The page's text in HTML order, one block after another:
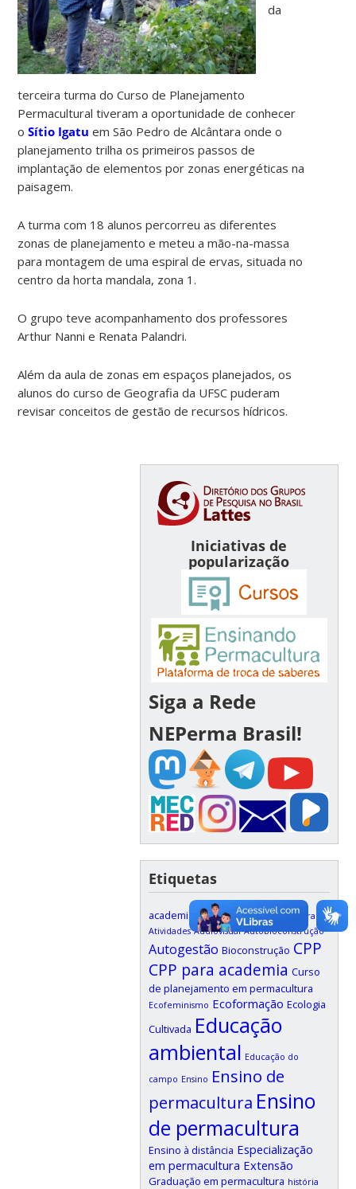
da
terceira turma do Curso de Planejamento
Permacultural tiveram a oportunidade de conhecer
oSítio Igatu em São Pedro de Alcântara onde o
planejamento trilha os primeiros passos de
implantação de elementos por zonas energéticas na
paisagem.
A turma com 18 alunos percorreu as diferentes
zonas de planejamento e meteu a mão-na-massa
para montagem de uma espiral de ervas, situada no
centro da horta mandala, zona 1.
O grupo teve acompanhamento dos professores
Arthur Nanni e Renata Palandri.
Além da aula de zonas em espaços planejados, os
alunos do curso de Geografia da UFSC puderam
revisar conceitos de gestão de recursos hídricos.
Iniciativas de
popularização
Siga a Rede
NEPerma Brasil!
Etiquetas
academia
Arquitetura e permacultura
Atividades Audiovisual Autobioconstrução
Autogestão Bioconstrução CPP
CPP para academia Curso
de planejamento em permacultura
Ecofeminismo Ecoformação Ecologia
Cultivada Educação
ambiental Educação do
campo Ensino Ensino de
permacultura Ensino
de permacultura
Ensino à distância Especialização
em permacultura Extensão
Graduação em permacultura história